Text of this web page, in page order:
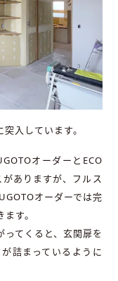
入しています。
オーダーとECO
ありますが、フルス
オーダーでは完
す。
てくると、玄関扉を
詰まっているように